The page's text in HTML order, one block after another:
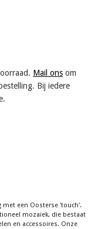
Mail ons om
Bij iedere
met een Oosterse 'touch'.
mozaiek, die bestaat
en accessoires. Onze